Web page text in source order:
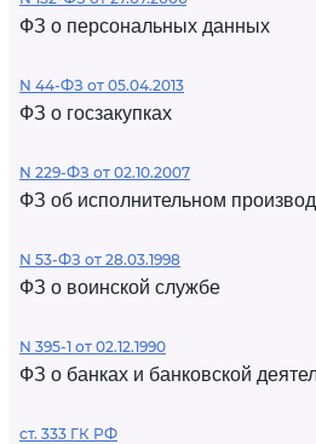
ФЗ о персональных данных
N 44-ФЗ от 05.04.2013
ФЗ о госзакупках
N 229-ФЗ от 02.10.2007
ФЗ об исполнительном
N 53-ФЗ от 28.03.1998
ФЗ о воинской службе
N 395-1 от 02.12.1990
ФЗ о банках и банковской
ст. 333 ГК РФ